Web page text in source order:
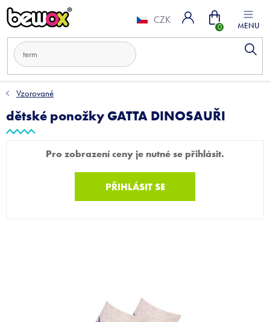
Přejít
na
CZK Nákupní
Vzorované
dětské ponožky GATTA DINOSAUŘI
Pro zobrazení ceny je nutné se přihlásit.
PŘIHLÁSIT SE